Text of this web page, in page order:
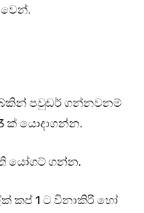
පවුඩර් ගන්නවනම්
ක් යොදාගන්න.
යෝගට් ගන්න.
කප් 1 ට විනාකිරි හෝ